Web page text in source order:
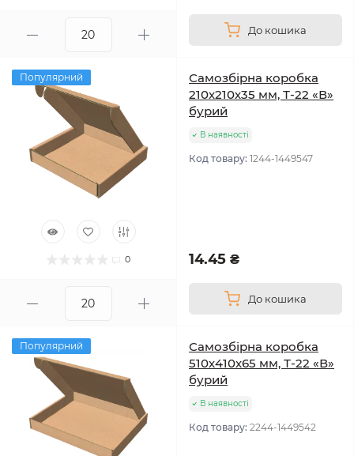
До кошика
Популярний
0
Самозбірна коробка
210х210х35 мм, Т-22 «В»
бурий
В наявності
Код товару: 1244-1449547
14.45 ₴
До кошика
Популярний
Самозбірна коробка
510х410х65 мм, Т-22 «В»
бурий
В наявності
Код товару: 2244-1449542